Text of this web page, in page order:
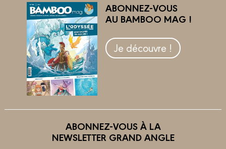
ABONNEZ-VOUS
AU BAMBOO MAG !
Je découvre !
ABONNEZ-VOUS À LA
NEWSLETTER GRAND ANGLE